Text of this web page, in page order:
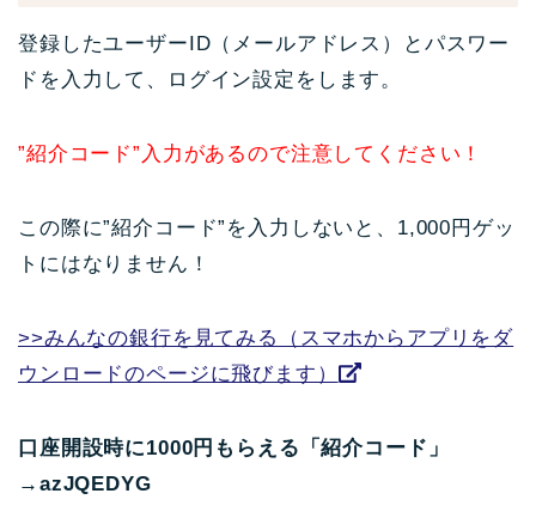
登録したユーザーID（メールアドレス）とパスワー
ドを入力して、ログイン設定をします。
”紹介コード”入力があるので注意してください！
この際に”紹介コード”を入力しないと、1,000円ゲッ
トにはなりません！
>>みんなの銀行を見てみる（スマホからアプリをダ
ウンロードのページに飛びます）
口座開設時に1000円もらえる「紹介コード」
→azJQEDYG